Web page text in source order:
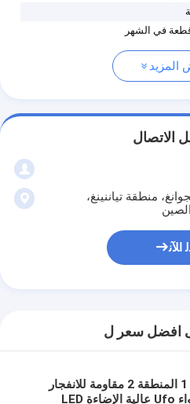
المزيد
الاتصال
طريق فينجوانغ، منطقة تياننينغ،
ﺍﻶﻧ
افضل سعر ل
فئة 1 المنطقة 2 مقاومة للانفجار
أضواء Ufo عالية الإضاءة LED